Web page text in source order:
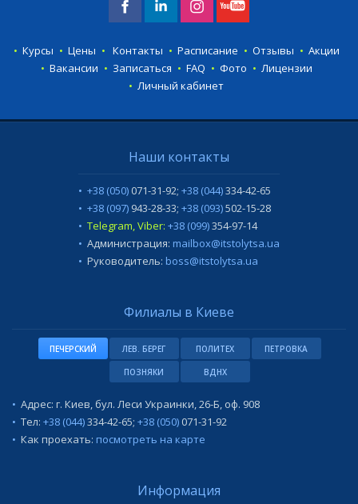
Курсы Цены Контакты Расписание Отзывы
Акции
Вакансии
Записаться FAQ Фото
Лицензии
Личный кабинет
Наши контакты
+38 (050)071-31-92; +38 (044)334-42-65
+38 (097) 943-28-33; +38 (093)502-15-28
Telegram, Viber: +38 (099)354-97-14
Администрация: mailbox@itstolytsa.ua
Руководитель: boss@itstolytsa.ua
Филиалы в Киеве
ПЕЧЕРСКИЙ ЛЕВ. БЕРЕГ ПОЛИТЕХ ПЕТРОВКА
ПОЗНЯКИ ВДНХ
Адрес: г. Киев, бул. Леси Украинки, 26-Б, оф. 908
Тел: +38 (044)334-42-65; +38 (050)071-31-92
Как проехать: посмотреть на карте
Информация